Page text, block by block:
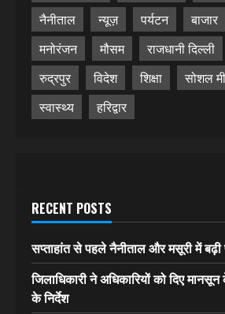
नैनीताल
न्यूज़ पर्यटन बाजार
मनोरंजन
मौसम राजधानी दिल्ली
रुद्रपुर
विदेश शिक्षा
सोशल
स्वास्थ्य
हरिद्वार
RECENT POSTS
सप्ताहांत से पहले नैनीताल और मसूरी में बढ़ी
जिलाधिकारी ने अधिकारियों को दिए
के निर्देश